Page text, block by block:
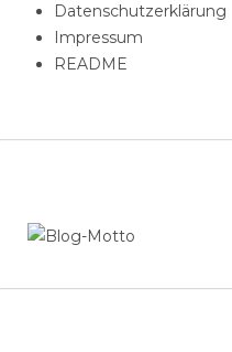
Datenschutzerklärung
Impressum
README